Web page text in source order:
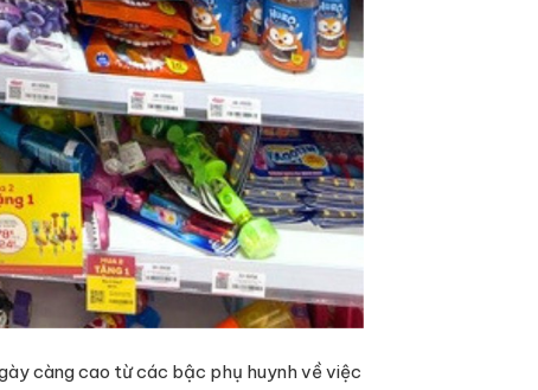
càng cao từ các bậc phụ huynh về việc